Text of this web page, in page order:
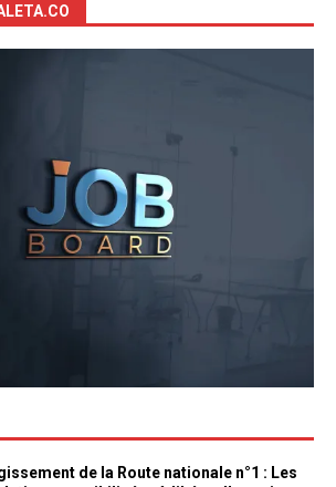
de la Route nationale n°1 : Les